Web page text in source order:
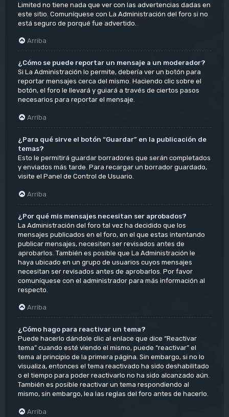
Limited no tiene nada que ver con las advertencias dadas en
este sitio. Comuníquese con La Administración del foro si no
está seguro de porqué fue advertido.
Arriba
¿Cómo se puede reportar un mensaje a un moderador?
Si La Administración lo permite, debería ver un botón para
reportar mensajes cerca del mismo. Haciendo clic sobre el
botón, el foro le llevará y guiará a través de ciertos pasos
necesarios para reportar el mensaje.
Arriba
¿Para qué sirve el botón “Guardar” en la publicación de
temas?
Esto le permitirá guardar borradores que serán completados
y enviados más tarde. Para recargar un borrador guardado,
visite el Panel de Control de Usuario.
Arriba
¿Por qué mis mensajes necesitan ser aprobados?
La Administración del foro tal vez ha decidido que los
mensajes publicados en el foro, en el que estas intentando
publicar mensajes, necesiten ser revisados antes de
aprobarlos. También es posible que La Administración le
haya ubicado en un grupo de usuarios cuyos mensajes
necesitan ser revisados antes de aprobarlos. Por favor
comuníquese con el administrador para más información al
respecto.
Arriba
¿Cómo hago para reactivar un tema?
Puede hacerlo dándole clic al enlace que dice “Reactivar
tema” cuando esté viendo el mismo, puede “reactivar” el
tema al principio de la primera página. Sin embargo, si no lo
visualiza, entonces el tema reactivado ha sido deshabilitado
o el tiempo para poder reactivarlo no ha sido alcanzado aún.
También es posible reactivar un tema respondiendo al
mismo, sin embargo, lea las reglas del foro antes de hacerlo.
Arriba